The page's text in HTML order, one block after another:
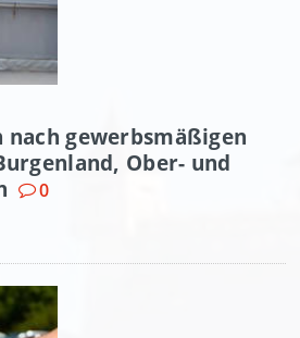
nach gewerbsmäßigen
Ober- und
0